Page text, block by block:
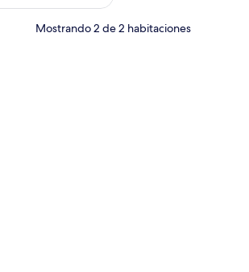
Mostrando 2 de 2 habitaciones
pequeña.